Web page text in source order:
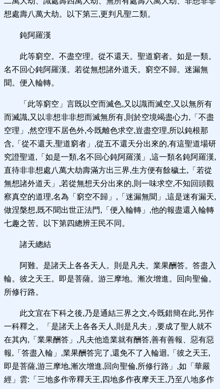
想處壽八萬大劫。以下第三,更判凡聖二類。
鈍阿羅漢
此等窮空。不盡空理。從不還天。聖道窮者。如是一類。
名不回心鈍阿羅漢。若從無想諸外道天。窮空不歸。迷漏無
聞。便入輪轉。
「此等窮空」言既以空而滅色,又以識而滅空,又以無所有
而滅識,又以非想非非想而滅無所有,則於空境竭盡心力,「不盡
空理」,然空理不居色外,今既離色求空,豈盡空理,所以鈍根那
含,「從不還天,聖道窮者」,從五不還天分出來的,有這聖道場研
究證聖道,「如是一類,名不回心鈍阿羅漢」,這一類名鈍阿羅漢,
直待非非想處八萬大劫壽滿方出三界,生方便有餘穢土,「若從
無想諸外道天」,若從無想天分出來的,則一味求空,不知回頭觀
察真空的道理,名為「窮空不歸」,「迷漏無聞」,這是迷有漏天,
做涅槃想,既不聞出世正法門,「便入輪轉」,他的報盡還入輪轉
七趣之苦。以下第四總辨王民不同。
諸天總結
阿難。是諸天上各各天人。則是凡夫。業果酬答。答盡入
輪。彼之天王。即是菩薩。游三摩地。漸次增進。回向聖倫。
所修行路。
此文宜在下科之後,乃是通結三界之文,今既錯簡在此,另作
一科釋之。「是諸天上各各天人,則是凡夫」,要成了聖人就不
在其內,「業果酬答」,凡夫他造業就有酬答,善有善報、惡有惡
報,「答盡入輪」,業果酬答完了,還免不了入輪迴,「彼之天王,
即是菩薩,游三摩地,漸次增進,回向聖倫,所修行路」,如「華嚴
經」雲:「三地多作帝釋天王,四地多作夜摩天王,乃至八地多作